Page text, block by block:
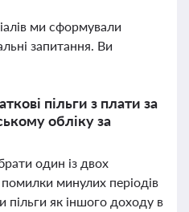
ми сформували
запитання. Ви
пільги з плати за
обліку за
один із двох
минулих періодів
пільги як іншого доходу в